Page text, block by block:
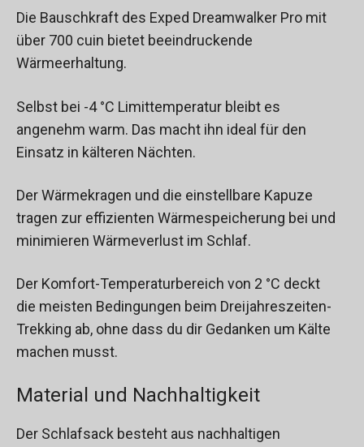
Die Bauschkraft des Exped Dreamwalker Pro mit
über 700 cuin bietet beeindruckende
Wärmeerhaltung.
Selbst bei -4 °C Limittemperatur bleibt es
angenehm warm. Das macht ihn ideal für den
Einsatz in kälteren Nächten.
Der Wärmekragen und die einstellbare Kapuze
tragen zur effizienten Wärmespeicherung bei und
minimieren Wärmeverlust im Schlaf.
Der Komfort-Temperaturbereich von 2 °C deckt
die meisten Bedingungen beim Dreijahreszeiten-
Trekking ab, ohne dass du dir Gedanken um Kälte
machen musst.
Material und Nachhaltigkeit
Der Schlafsack besteht aus nachhaltigen